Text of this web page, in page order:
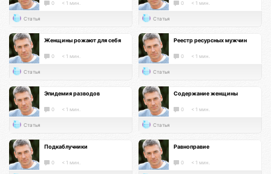
0 < 1 мин.
Статья
0 < 1 мин.
Статья
Женщины рожают для себя
0 < 1 мин.
Статья
Реестр ресурсных мужчин
0 < 1 мин.
Статья
Эпидемия разводов
0 < 1 мин.
Статья
Содержание женщины
0 < 1 мин.
Статья
Подкаблучники
0 < 1 мин.
Равноправие
0 < 1 мин.